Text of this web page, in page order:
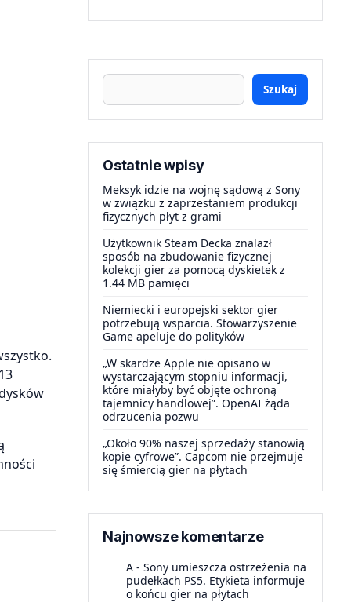
Szukaj
Ostatnie wpisy
Meksyk idzie na wojnę sądową z Sony
w związku z zaprzestaniem produkcji
fizycznych płyt z grami
Użytkownik Steam Decka znalazł
sposób na zbudowanie fizycznej
kolekcji gier za pomocą dyskietek z
1.44 MB pamięci
Niemiecki i europejski sektor gier
potrzebują wsparcia. Stowarzyszenie
Game apeluje do polityków
„W skardze Apple nie opisano w
wystarczającym stopniu informacji,
które miałyby być objęte ochroną
tajemnicy handlowej”. OpenAI żąda
odrzucenia pozwu
„Około 90% naszej sprzedaży stanowią
kopie cyfrowe”. Capcom nie przejmuje
się śmiercią gier na płytach
Najnowsze komentarze
A - Sony umieszcza ostrzeżenia na
pudełkach PS5. Etykieta informuje
o końcu gier na płytach